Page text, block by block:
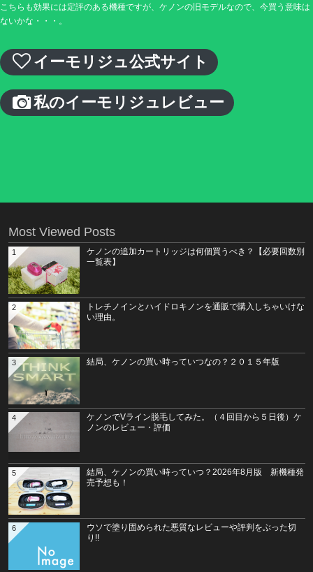
こちらも効果には定評のある機種ですが、ケノンの旧モデルなので、今買う意味は
ないかな・・・。
イーモリジュ公式サイト
私のイーモリジュレビュー
Most Viewed Posts
ケノンの追加カートリッジは何個買うべき？【必要回数別
一覧表】
1
トレチノインとハイドロキノンを通販で購入しちゃいけな
い理由。
2
結局、ケノンの買い時っていつなの？２０１５年版
3
ケノンでVライン脱毛してみた。（４回目から５日後）ケ
ノンのレビュー・評価
4
結局、ケノンの買い時っていつ？2026年8月版 新機種発
売予想も！
5
ウソで塗り固められた悪質なレビューや評判をぶった切
り!!
6